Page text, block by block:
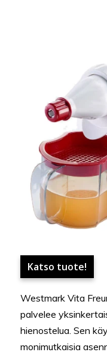
Katso tuote!
Westmark Vita
palvelee
hienostelua. Sen
monimutkaisia